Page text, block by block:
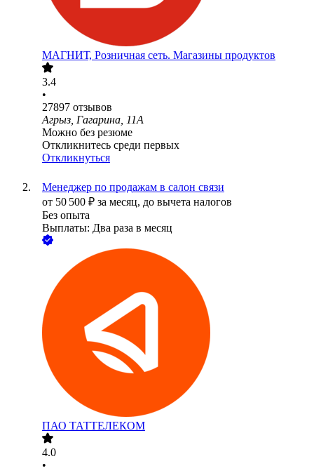
МАГНИТ, Розничная сеть. Магазины продуктов
3.4
•
27897 отзывов
Агрыз, Гагарина, 11А
Можно без резюме
Откликнитесь среди первых
Откликнуться
Менеджер по продажам в салон связи
от 50 500 ₽ за месяц, до вычета налогов
Без опыта
Выплаты: Два раза в месяц
ПАО ТАТТЕЛЕКОМ
4.0
•